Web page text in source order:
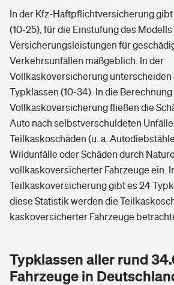
In der Kfz-Haftpflichtversicherung gibt
(10-25), für die Einstufung des Modells
Versicherungsleistungen für
Verkehrsunfällen maßgeblich. In der
Vollkaskoversicherung unterscheiden
Typklassen (10-34). In die
Vollkaskoversicherung fließen die
Auto nach selbstverschuldeten
Teilkaskoschäden (u. a.
Wildunfälle oder Schäden durch
vollkaskoversicherter Fahrzeuge ein.
Teilkaskoversicherung gibt es 24
diese Statistik werden die
kaskoversicherter Fahrzeuge
Typklassen aller rund
Fahrzeuge in